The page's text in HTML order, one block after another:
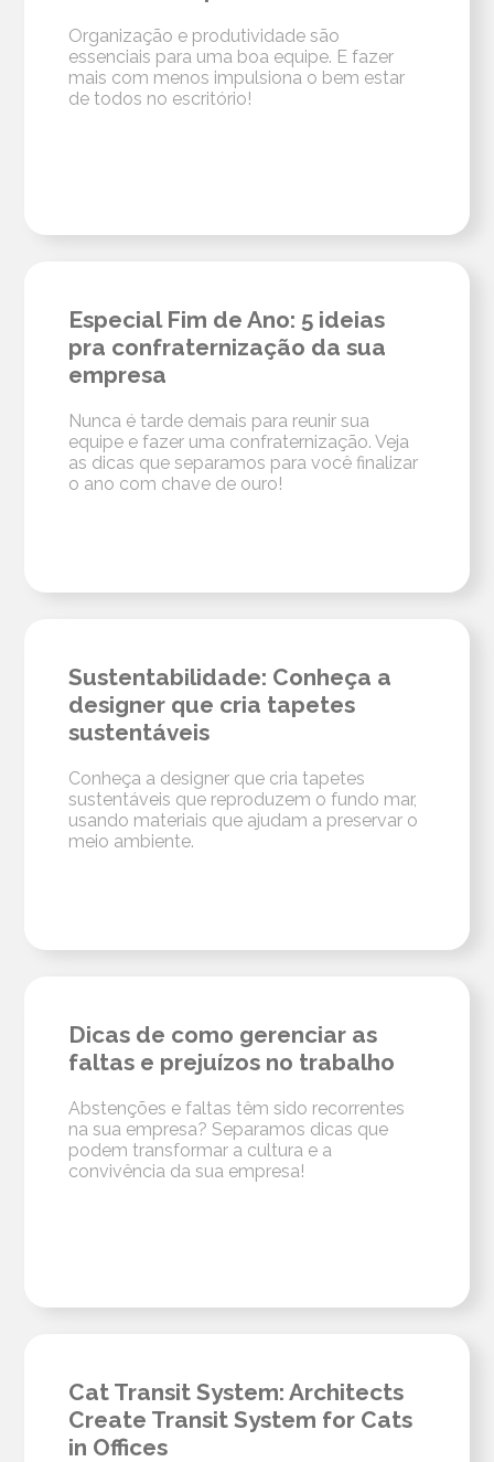
Organização e produtividade são
essenciais para uma boa equipe. E fazer
mais com menos impulsiona o bem estar
de todos no escritório!
Especial Fim de Ano: 5 ideias
pra confraternização da sua
empresa
Nunca é tarde demais para reunir sua
equipe e fazer uma confraternização. Veja
as dicas que separamos para você finalizar
o ano com chave de ouro!
Sustentabilidade: Conheça a
designer que cria tapetes
sustentáveis
Conheça a designer que cria tapetes
sustentáveis que reproduzem o fundo mar,
usando materiais que ajudam a preservar o
meio ambiente.
Dicas de como gerenciar as
faltas e prejuízos no trabalho
Abstenções e faltas têm sido recorrentes
na sua empresa? Separamos dicas que
podem transformar a cultura e a
convivência da sua empresa!
Cat Transit System: Architects
Create Transit System for Cats
in Offices